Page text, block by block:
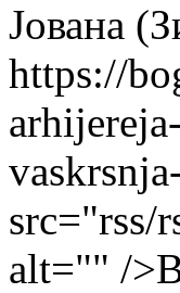
Јована
https://
src="rss/
alt="" /